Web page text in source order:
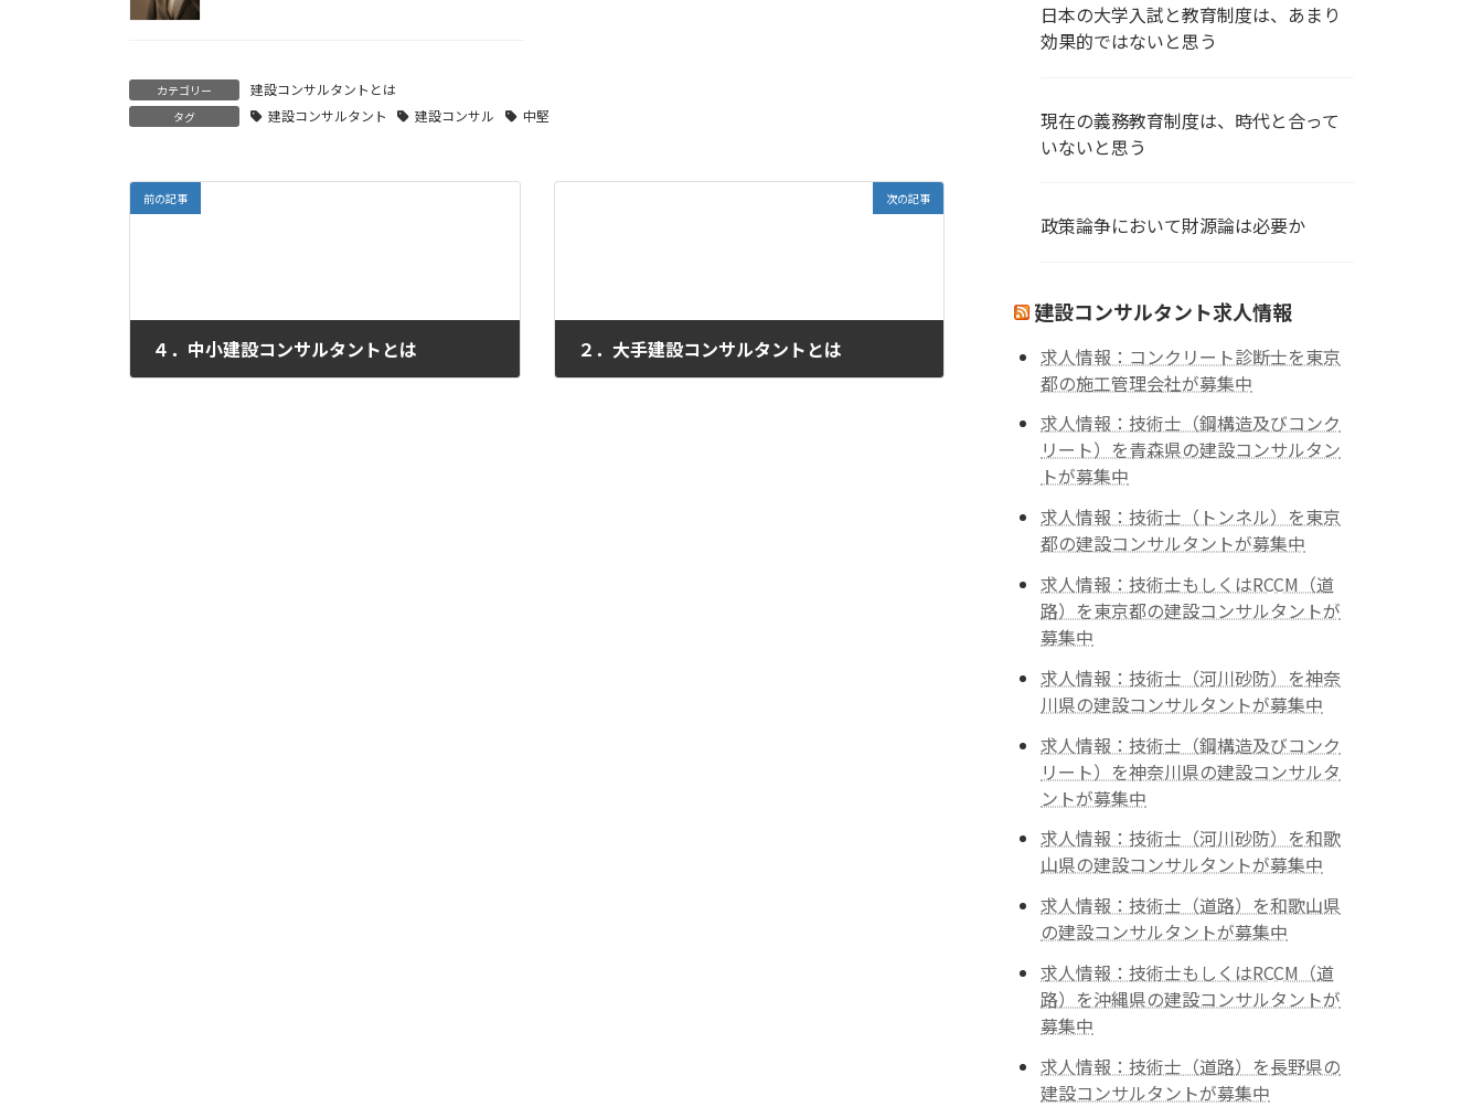
カテゴリー 建設コンサルタントとは
タグ 建設コンサルタント 建設コンサル 中堅
前の記事
４．中小建設コンサルタントとは
次の記事
２．大手建設コンサルタントとは
日本の大学入試と教育制度は、あまり
効果的ではないと思う
現在の義務教育制度は、時代と合って
いないと思う
政策論争において財源論は必要か
建設コンサルタント求人情報
求人情報：コンクリート診断士を東京
都の施工管理会社が募集中
求人情報：技術士（鋼構造及びコンク
リート）を青森県の建設コンサルタン
トが募集中
求人情報：技術士（トンネル）を東京
都の建設コンサルタントが募集中
求人情報：技術士もしくはRCCM（道
路）を東京都の建設コンサルタントが
募集中
求人情報：技術士（河川砂防）を神奈
川県の建設コンサルタントが募集中
求人情報：技術士（鋼構造及びコンク
リート）を神奈川県の建設コンサルタ
ントが募集中
求人情報：技術士（河川砂防）を和歌
山県の建設コンサルタントが募集中
求人情報：技術士（道路）を和歌山県
の建設コンサルタントが募集中
求人情報：技術士もしくはRCCM（道
路）を沖縄県の建設コンサルタントが
募集中
求人情報：技術士（道路）を長野県の
建設コンサルタントが募集中